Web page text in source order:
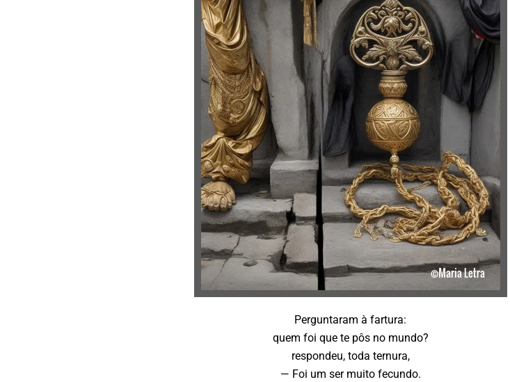
Perguntaram à fartura:
quem foi que te pôs no mundo?
respondeu, toda ternura,
— Foi um ser muito fecundo.